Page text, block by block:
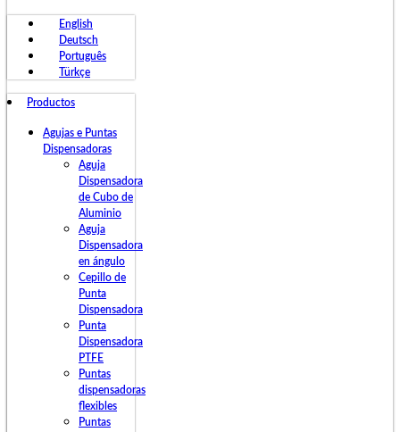
English
Deutsch
Português
Türkçe
Productos
Agujas e Puntas
Dispensadoras
Aguja
Dispensadora
de Cubo de
Aluminio
Aguja
Dispensadora
en ángulo
Cepillo de
Punta
Dispensadora
Punta
Dispensadora
PTFE
Puntas
dispensadoras
flexibles
Puntas